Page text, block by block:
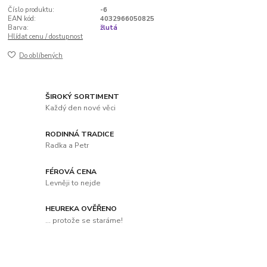
Číslo produktu:
-6
EAN kód:
4032966050825
Barva:
žlutá
Hlídat cenu / dostupnost
Do oblíbených
ŠIROKÝ SORTIMENT
Každý den nové věci
RODINNÁ TRADICE
Radka a Petr
FÉROVÁ CENA
Levněji to nejde
HEUREKA OVĚŘENO
... protože se staráme!